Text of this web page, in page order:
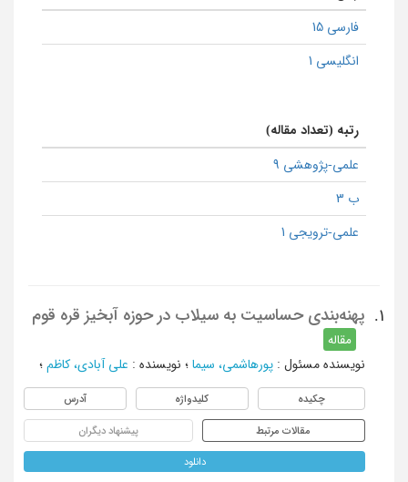
فارسی 15
انگلیسی 1
رتبه (تعداد مقاله)
علمی-پژوهشی 9
ب 3
علمی-ترویجی 1
1. پهنه‌بندی حساسیت به سیلاب در حوزه آبخیز قره قوم
مقاله
نویسنده مسئول : پورهاشمی، سیما ؛ نویسنده : علی آبادی، کاظم ؛
چکیده کلیدواژه آدرس
مقالات مرتبط پیشنهاد دیگران
دانلود